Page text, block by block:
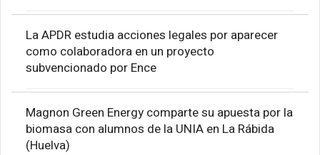
La APDR estudia acciones legales por aparecer
como colaboradora en un proyecto
subvencionado por Ence
Magnon Green Energy comparte su apuesta por la
biomasa con alumnos de la UNIA en La Rábida
(Huelva)